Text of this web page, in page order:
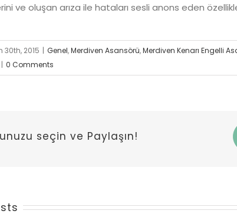
ve oluşan arıza ile hataları sesli anons eden
30th, 2015 | Genel,Merdiven Asansörü,Merdiven Kenarı Engelli
| 0 Comments
seçin ve Paylaşın!